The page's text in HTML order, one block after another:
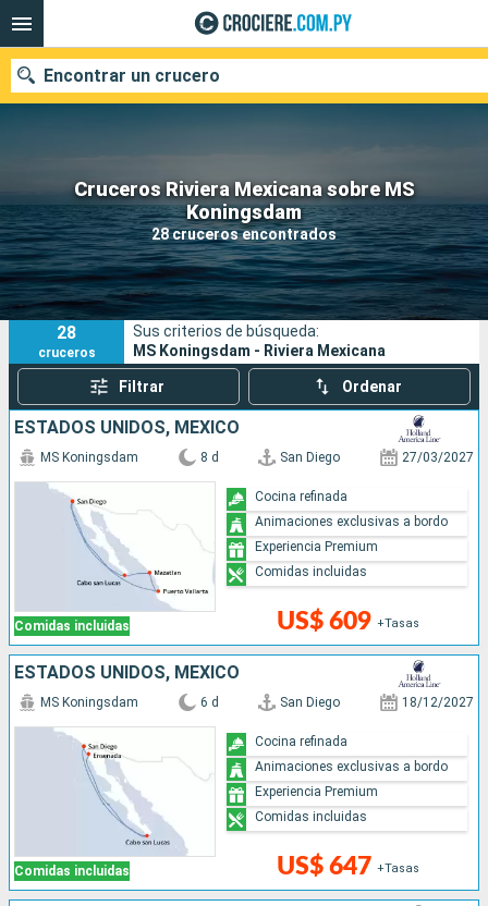
Cruceros Riviera Mexicana sobre MS
Koningsdam
28 cruceros encontrados
Encontrar un crucero
Nuestros destinos
Fecha de salida
Puertos Compañías
Buscar
28
cruceros
Sus criterios de búsqueda:
MS Koningsdam - Riviera Mexicana
Filtrar Ordenar
ESTADOS UNIDOS, MÉXICO
Comidas incluidas
MS Koningsdam 8 d San Diego 27/03/2027
US$ 609 +Tasas
Cocina refinada
Animaciones exclusivas a bordo
Experiencia Premium
Comidas incluidas
ESTADOS UNIDOS, MÉXICO
Comidas incluidas
MS Koningsdam 6 d San Diego 18/12/2027
US$ 647 +Tasas
Cocina refinada
Animaciones exclusivas a bordo
Experiencia Premium
Comidas incluidas